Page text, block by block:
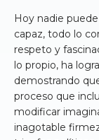
Hoy nadie
capaz, todo lo
respeto y
lo propio, ha
demostrando
proceso que
modificar
inagotable